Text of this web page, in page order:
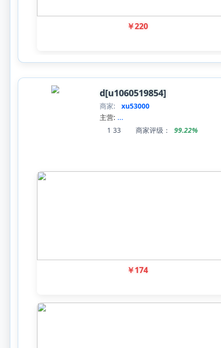
￥220
d[u1060519854]
商家:
xu53000
主营: ...
1 33 商家评级： 99.22%
￥174